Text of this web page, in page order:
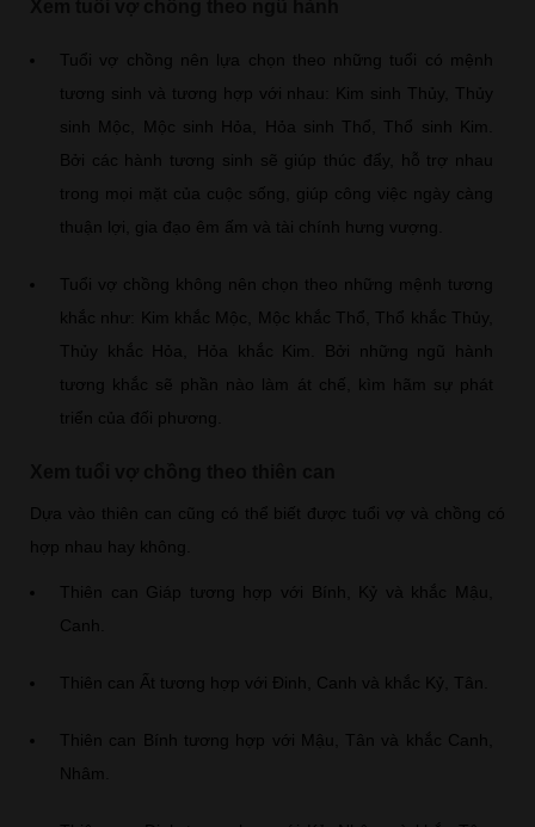
Tuổi vợ chồng nên lựa chọn theo những tuổi có mệnh
tương sinh và tương hợp với nhau: Kim sinh Thủy, Thủy
sinh Mộc, Mộc sinh Hỏa, Hỏa sinh Thổ, Thổ sinh Kim.
Bởi các hành tương sinh sẽ giúp thúc đẩy, hỗ trợ nhau
trong mọi mặt của cuộc sống, giúp công việc ngày càng
thuận lợi, gia đạo êm ấm và tài chính hưng vượng.
Tuổi vợ chồng không nên chọn theo những mệnh tương
khắc như: Kim khắc Mộc, Mộc khắc Thổ, Thổ khắc Thủy,
Thủy khắc Hỏa, Hỏa khắc Kim. Bởi những ngũ hành
tương khắc sẽ phần nào làm át chế, kìm hãm sự phát
triển của đối phương.
Dựa vào thiên can cũng có thể biết được tuổi vợ và chồng có
hợp nhau hay không.
Thiên can Giáp tương hợp với Bính, Kỷ và khắc Mậu,
Canh.
Thiên can Ất tương hợp với Đinh, Canh và khắc Kỷ, Tân.
Thiên can Bính tương hợp với Mậu, Tân và khắc Canh,
Nhâm.